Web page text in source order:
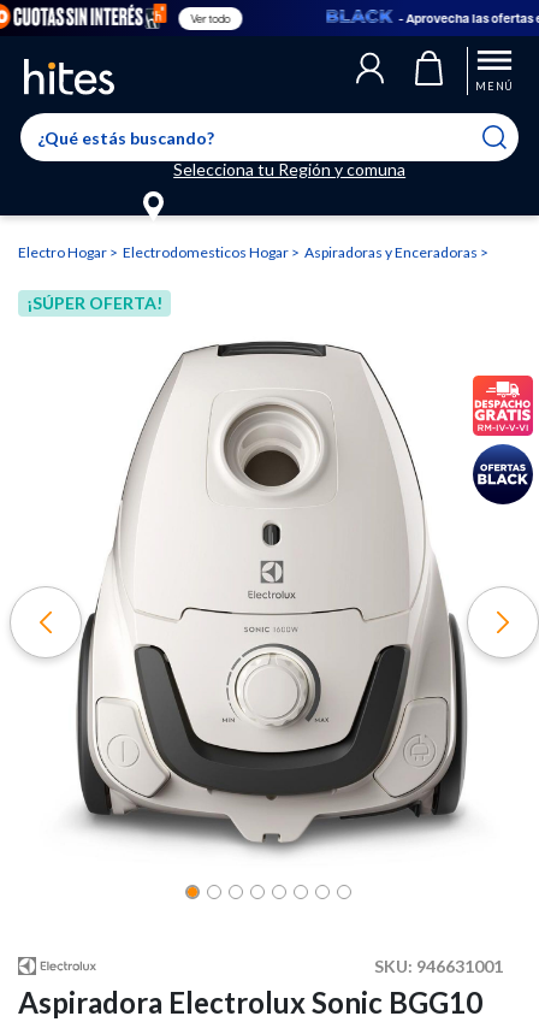
Ver todo - Aprovecha las ofertas en
MENÚ
Selecciona tu Región y comuna
El producto ha sido eliminado correctamente
El producto ha sido agregado a tu lista de favoritos correctamente
Llegaste al límite de productos favoritos permitidos, para agregar
uno nuevo ingresa a “Mi cuenta” y elimina los que ya no necesitas.
Electro Hogar Electrodomesticos Hogar Aspiradoras y Enceradoras
¡SÚPER OFERTA!
SKU: 946631001
Aspiradora Electrolux Sonic BGG10